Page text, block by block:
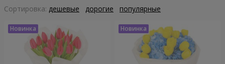
Cортировка: дешевые дорогие популярные